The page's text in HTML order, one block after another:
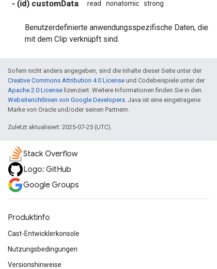
- (id) customData read nonatomic strong
Benutzerdefinierte anwendungsspezifische Daten, die
mit dem Clip verknüpft sind.
Sofern nicht anders angegeben, sind die Inhalte dieser Seite unter der
Creative Commons Attribution 4.0 License und Codebeispiele unter der
Apache 2.0 License lizenziert. Weitere Informationen finden Sie in den
Websiterichtlinien von Google Developers . Java ist eine eingetragene
Marke von Oracle und/oder seinen Partnern.
Zuletzt aktualisiert: 2025-07-25 (UTC).
Stack Overflow
Logo: GitHub
Google Groups
Produktinfo
Cast-Entwicklerkonsole
Nutzungsbedingungen
Versionshinweise